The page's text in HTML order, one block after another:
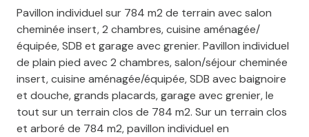
Pavillon individuel sur 784 m2 de terrain avec salon
cheminée insert, 2 chambres, cuisine aménagée/
équipée, SDB et garage avec grenier. Pavillon individuel
de plain pied avec 2 chambres, salon/séjour cheminée
insert, cuisine aménagée/équipée, SDB avec baignoire
et douche, grands placards, garage avec grenier, le
tout sur un terrain clos de 784 m2. Sur un terrain clos
et arboré de 784 m2, pavillon individuel en